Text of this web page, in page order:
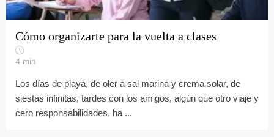
Cómo organizarte para la vuelta a clases
4 min
Los días de playa, de oler a sal marina y crema solar, de
siestas infinitas, tardes con los amigos, algún que otro viaje y
cero responsabilidades, ha ...